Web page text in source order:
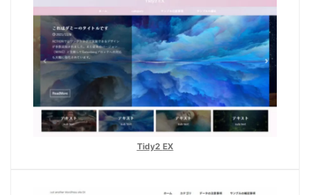
Tidy2 EX